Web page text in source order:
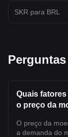
SKR para BRL
Quais
o preço da
O preço da
a demanda do